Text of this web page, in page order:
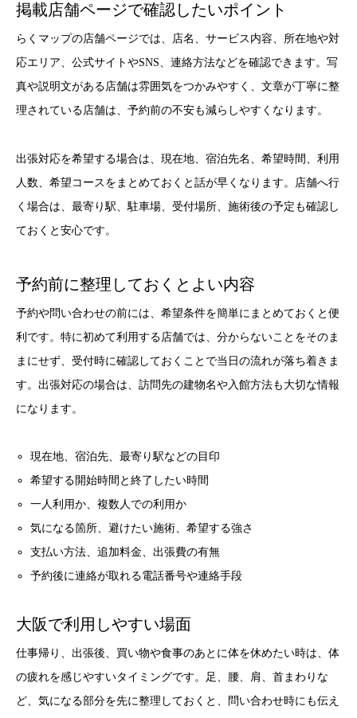
掲載店舗ページで確認したいポイント
らくマップの店舗ページでは、店名、サービス内容、所在地や対
応エリア、公式サイトやSNS、連絡方法などを確認できます。写
真や説明文がある店舗は雰囲気をつかみやすく、文章が丁寧に整
理されている店舗は、予約前の不安も減らしやすくなります。
出張対応を希望する場合は、現在地、宿泊先名、希望時間、利用
人数、希望コースをまとめておくと話が早くなります。店舗へ行
く場合は、最寄り駅、駐車場、受付場所、施術後の予定も確認し
ておくと安心です。
予約前に整理しておくとよい内容
予約や問い合わせの前には、希望条件を簡単にまとめておくと便
利です。特に初めて利用する店舗では、分からないことをそのま
まにせず、受付時に確認しておくことで当日の流れが落ち着きま
す。出張対応の場合は、訪問先の建物名や入館方法も大切な情報
になります。
現在地、宿泊先、最寄り駅などの目印
希望する開始時間と終了したい時間
一人利用か、複数人での利用か
気になる箇所、避けたい施術、希望する強さ
支払い方法、追加料金、出張費の有無
予約後に連絡が取れる電話番号や連絡手段
大阪で利用しやすい場面
仕事帰り、出張後、買い物や食事のあとに体を休めたい時は、体
の疲れを感じやすいタイミングです。足、腰、肩、首まわりな
ど、気になる部分を先に整理しておくと、問い合わせ時にも伝え